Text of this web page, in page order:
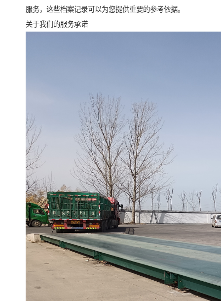
服务，这些档案记录可以为您提供重要的参考依据。
关于我们的服务承诺